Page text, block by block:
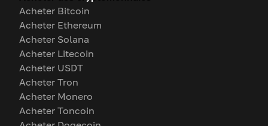
Acheter Bitcoin
Acheter Ethereum
Acheter Solana
Acheter Litecoin
Acheter USDT
Acheter Tron
Acheter Monero
Acheter Toncoin